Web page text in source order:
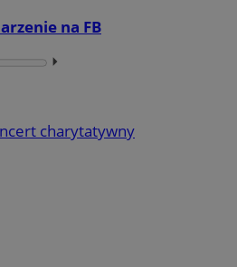
na FB
⏵︎
charytatywny